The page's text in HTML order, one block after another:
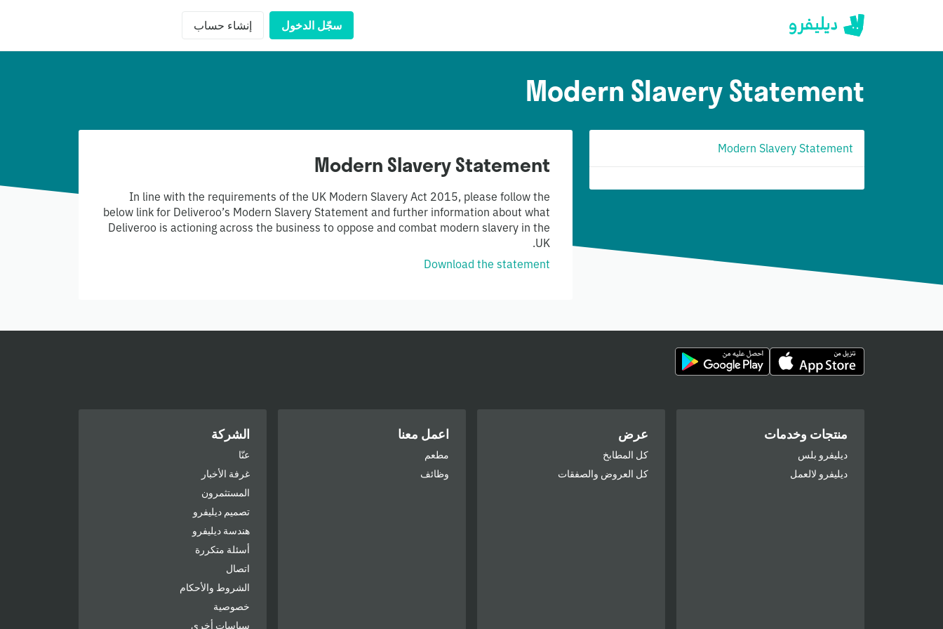
سجّل الدخول إنشاء حساب
Modern Slavery Statement
Modern Slavery Statement
Modern Slavery Statement
In line with the requirements of the UK Modern Slavery Act 2015, please follow the
below link for Deliveroo’s Modern Slavery Statement and further information about what
Deliveroo is actioning across the business to oppose and combat modern slavery in the
UK.
Download the statement
منتجات وخدمات
ديليفرو بلس
ديليفرو لالعمل
عرض
كل المطابخ
كل العروض والصفقات
اعمل معنا
مطعم
وظائف
الشركة
عنّا
غرفة الأخبار
المستثمرون
تصميم ديليفرو
هندسة ديليفرو
أسئلة متكررة
اتصال
الشروط والأحكام
خصوصية
سياسات أخرى